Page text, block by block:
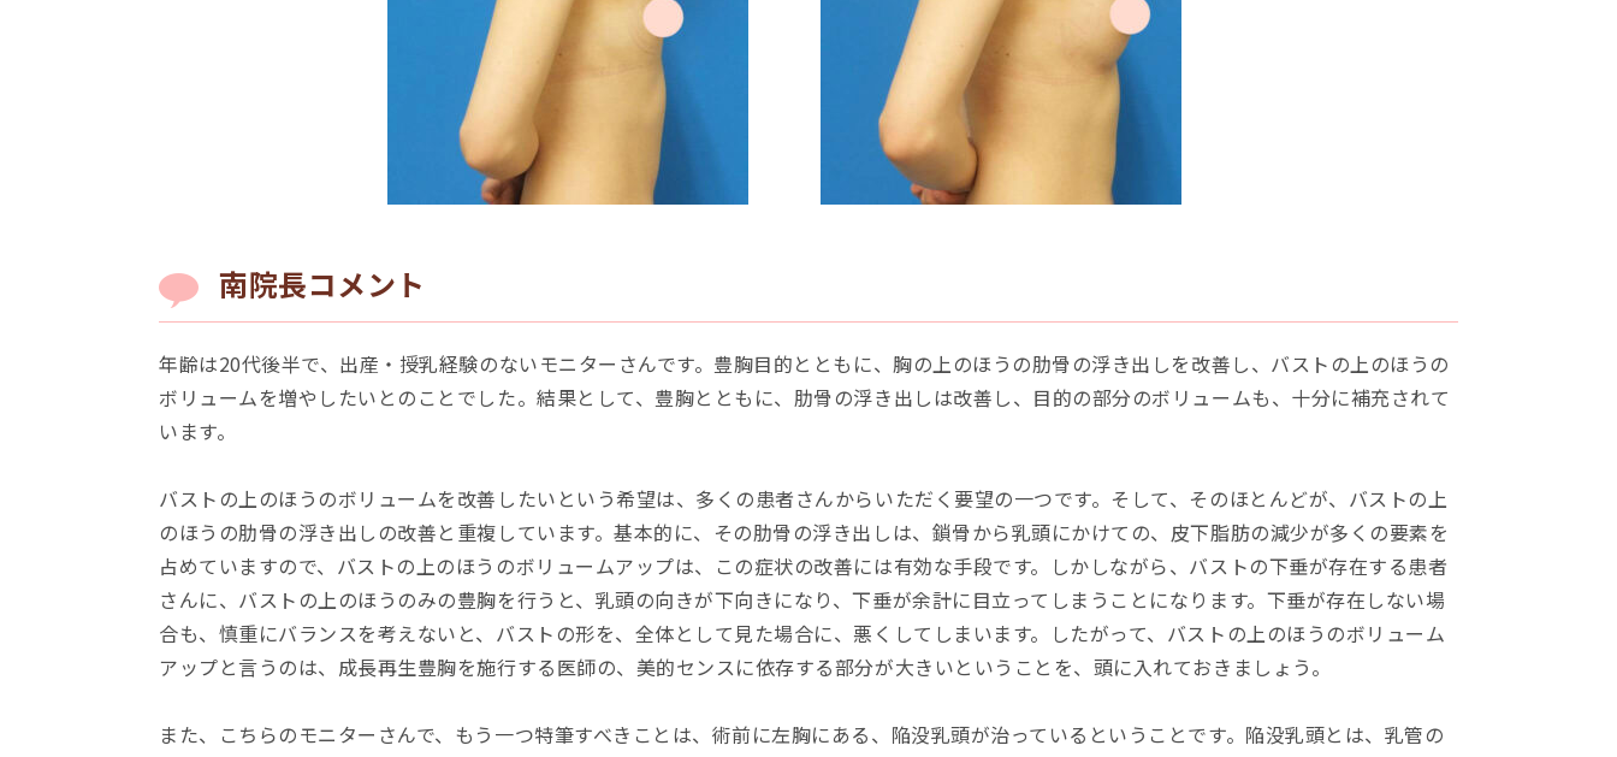
南院⻑コメント
年齢は20代後半で、出産・授乳経験のないモニターさんです。豊胸目的とともに、胸の上のほうの肋骨の浮き出しを改善し、バストの上のほうの
ボリュームを増やしたいとのことでした。結果として、豊胸とともに、肋骨の浮き出しは改善し、目的の部分のボリュームも、十分に補充されて
います。
バストの上のほうのボリュームを改善したいという希望は、多くの患者さんからいただく要望の一つです。そして、そのほとんどが、バストの上
のほうの肋骨の浮き出しの改善と重複しています。基本的に、その肋骨の浮き出しは、鎖骨から乳頭にかけての、皮下脂肪の減少が多くの要素を
占めていますので、バストの上のほうのボリュームアップは、この症状の改善には有効な手段です。しかしながら、バストの下垂が存在する患者
さんに、バストの上のほうのみの豊胸を行うと、乳頭の向きが下向きになり、下垂が余計に目立ってしまうことになります。下垂が存在しない場
合も、慎重にバランスを考えないと、バストの形を、全体として見た場合に、悪くしてしまいます。したがって、バストの上のほうのボリューム
アップと言うのは、成長再生豊胸を施行する医師の、美的センスに依存する部分が大きいということを、頭に入れておきましょう。
また、こちらのモニターさんで、もう一つ特筆すべきことは、術前に左胸にある、陥没乳頭が治っているということです。陥没乳頭とは、乳管の